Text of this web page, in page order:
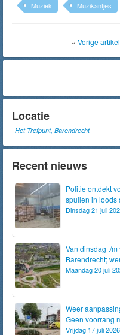
Muziek
Muzikantjes
« Vorige artikel
Locatie
Het Trefpunt, Barendrecht
Recent nieuws
Politie ontdekt
spullen in loods
Dinsdag 21 juli
Van dinsdag t/
Barendrecht;
Maandag 20 juli
Weer
Geen voorrang
Vrijdag 17 juli 2026